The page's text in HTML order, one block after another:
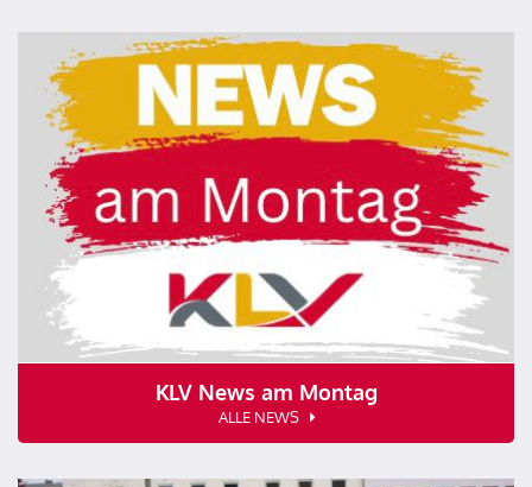
KLV News am Montag
ALLE NEWS